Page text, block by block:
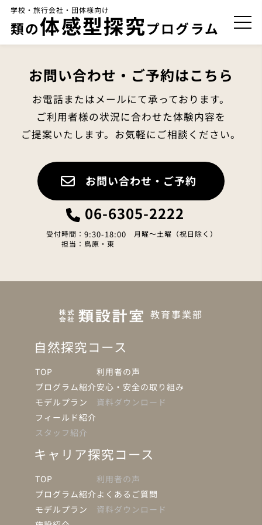
学校・旅行会社・団体様向け
類の体感型探究プログラム
お問い合わせ・ご予約はこちら
お電話またはメールにて承っております。
ご利用者様の状況に合わせた体験内容を
ご提案いたします。お気軽にご相談ください。
お問い合わせ・ご予約
06-6305-2222
受付時間： 9:30-18:00 月曜～土曜（祝日除く）
担当：鳥原・東
TOP >実績>中2
教育事業部
自然探究コース
TOP
プログラム紹介
モデルプラン
フィールド紹介
スタッフ紹介
利用者の声
安心・安全の取り組み
資料ダウンロード
キャリア探究コース
TOP
プログラム紹介
モデルプラン
利用者の声
よくあるご質問
資料ダウンロード